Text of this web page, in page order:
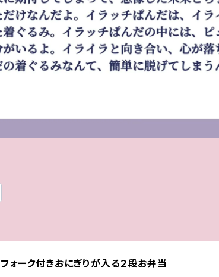
フォーク付きおにぎりが入る２段お弁当